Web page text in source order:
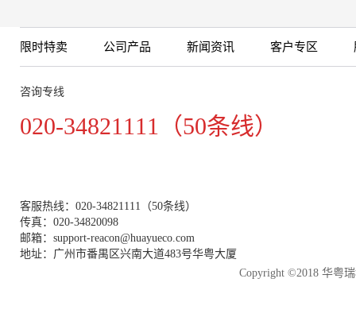
细胞培养瓶
More
限时特卖 公司产品 新闻资讯 客户专区
咨询专线
020-34821111（50条线）
客服热线：020-34821111（50条线）
传真：020-34820098
邮箱：support-reacon@huayueco.com
地址：广州市番禺区兴南大道483号华粤大厦
Copyright ©2018 华粤